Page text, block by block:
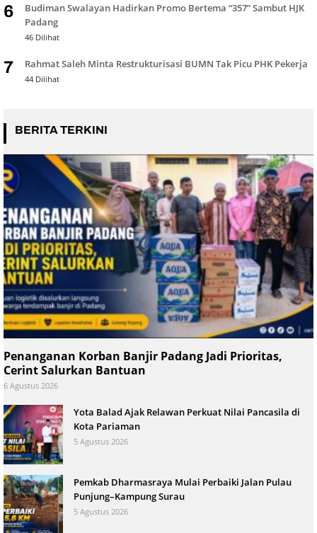
6
Budiman Swalayan Hadirkan Promo Bertema “357” Sambut HJK
Padang
46 Dilihat
7 Rahmat Saleh Minta Restrukturisasi BUMN Tak Picu PHK Pekerja
44 Dilihat
BERITA TERKINI
Penanganan Korban Banjir Padang Jadi Prioritas,
Cerint Salurkan Bantuan
6 Agustus 2026
Yota Balad Ajak Relawan Perkuat Nilai Pancasila di
Kota Pariaman
5 Agustus 2026
Pemkab Dharmasraya Mulai Perbaiki Jalan Pulau
Punjung–Kampung Surau
5 Agustus 2026